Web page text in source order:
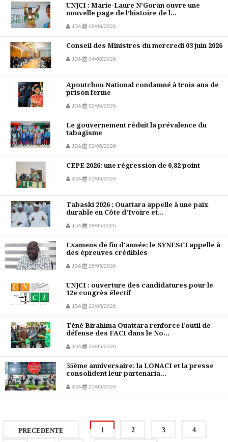
UNJCI : Marie-Laure N’Goran ouvre une
nouvelle page de l’histoire de l...
JDA 09/06/2026
Conseil des Ministres du mercredi 03 juin 2026
JDA 04/06/2026
Apoutchou National condamné à trois ans de
prison ferme
JDA 02/06/2026
Le gouvernement réduit la prévalence du
tabagisme
JDA 02/06/2026
CEPE 2026: une régression de 0,82 point
JDA 01/06/2026
Tabaski 2026 : Ouattara appelle à une paix
durable en Côte d’Ivoire et...
JDA 28/05/2026
Examens de fin d'année: le SYNESCI appelle à
des épreuves crédibles
JDA 25/05/2026
UNJCI : ouverture des candidatures pour le
12e congrès électif
JDA 22/05/2026
Téné Birahima Ouattara renforce l’outil de
défense des FACI dans le No...
JDA 22/05/2026
55ème anniversaire: la LONACI et la presse
consolident leur partenaria...
JDA 21/05/2026
PRECEDENTE 1 2 3 4